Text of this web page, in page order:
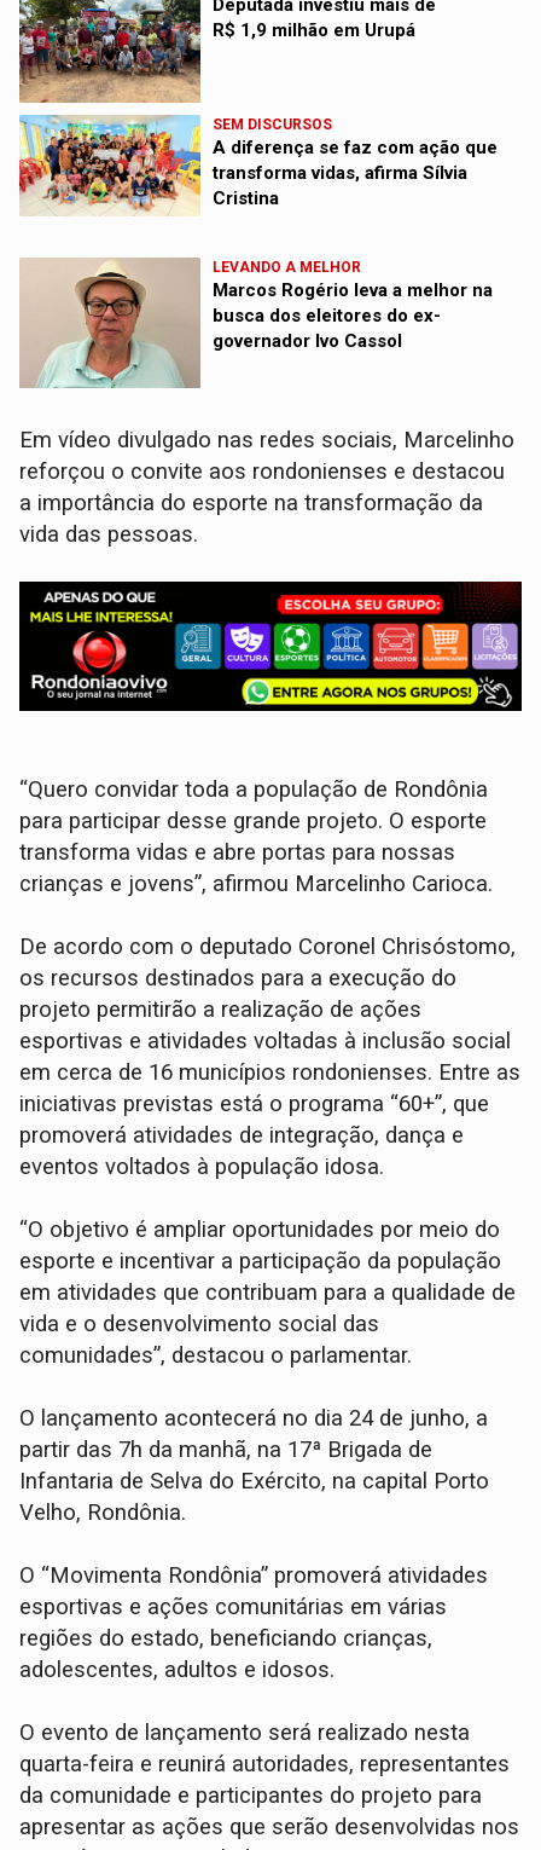
Deputada investiu mais de
R$ 1,9 milhão em Urupá
SEM DISCURSOS
A diferença se faz com ação que
transforma vidas, afirma Sílvia
Cristina
LEVANDO A MELHOR
Marcos Rogério leva a melhor na
busca dos eleitores do ex-
governador Ivo Cassol
Em vídeo divulgado nas redes sociais, Marcelinho
reforçou o convite aos rondonienses e destacou
a importância do esporte na transformação da
vida das pessoas.
“Quero convidar toda a população de Rondônia
para participar desse grande projeto. O esporte
transforma vidas e abre portas para nossas
crianças e jovens”, afirmou Marcelinho Carioca.
De acordo com o deputado Coronel Chrisóstomo,
os recursos destinados para a execução do
projeto permitirão a realização de ações
esportivas e atividades voltadas à inclusão social
em cerca de 16 municípios rondonienses. Entre as
iniciativas previstas está o programa “60+”, que
promoverá atividades de integração, dança e
eventos voltados à população idosa.
“O objetivo é ampliar oportunidades por meio do
esporte e incentivar a participação da população
em atividades que contribuam para a qualidade de
vida e o desenvolvimento social das
comunidades”, destacou o parlamentar.
O lançamento acontecerá no dia 24 de junho, a
partir das 7h da manhã, na 17ª Brigada de
Infantaria de Selva do Exército, na capital Porto
Velho, Rondônia.
O “Movimenta Rondônia” promoverá atividades
esportivas e ações comunitárias em várias
regiões do estado, beneficiando crianças,
adolescentes, adultos e idosos.
O evento de lançamento será realizado nesta
quarta-feira e reunirá autoridades, representantes
da comunidade e participantes do projeto para
apresentar as ações que serão desenvolvidas nos